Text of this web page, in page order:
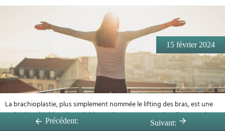
15 février 2024
Précédent: Suivant:
La brachioplastie, plus simplement nommée le lifting des bras, est une
opération de chirurgie esthétique très en vogue ces dernières années,
grâce à sa fiabilité et à la durabilité des résultats.